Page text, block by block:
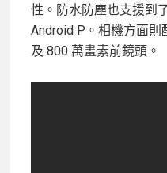
性。防水防塵也支援到
Android P。相機方面
及 800 萬畫素前鏡頭。